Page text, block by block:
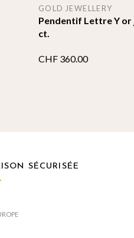
Pendentif Lettre Y or
ct.
GOLD JEWELLERY
CHF 360.00
SÉCURISÉE